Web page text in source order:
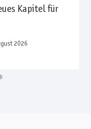
Kapitel für
2026